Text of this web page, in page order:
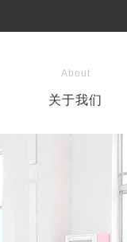
About
关于我们